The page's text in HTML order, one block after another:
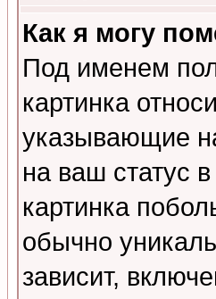
Как я могу
Под именем
картинка
указывающие
на ваш статус
картинка
обычно
зависит,